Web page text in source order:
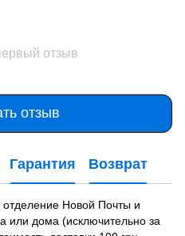
отзыв
отзыв
Гарантия Возврат
отделение Новой Почты и
или дома (исключительно за